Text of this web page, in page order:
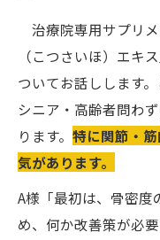
治療院専用サプリ
（こつさいほ）エキ
ついてお話しします
シニア・高齢者問わ
ります。 特に関節・
気があります。
A様「最初は、骨密度
め、何か改善策が必